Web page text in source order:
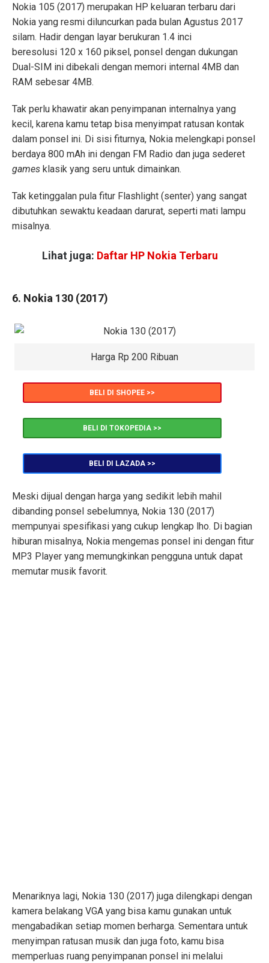
Nokia 105 (2017) merupakan HP keluaran terbaru dari
Nokia yang resmi diluncurkan pada bulan Agustus 2017
silam. Hadir dengan layar berukuran 1.4 inci
beresolusi 120 x 160 piksel, ponsel dengan dukungan
Dual-SIM ini dibekali dengan memori internal 4MB dan
RAM sebesar 4MB.
Tak perlu khawatir akan penyimpanan internalnya yang
kecil, karena kamu tetap bisa menyimpat ratusan kontak
dalam ponsel ini. Di sisi fiturnya, Nokia melengkapi ponsel
berdaya 800 mAh ini dengan FM Radio dan juga sederet
games klasik yang seru untuk dimainkan.
Tak ketinggalan pula fitur Flashlight (senter) yang sangat
dibutuhkan sewaktu keadaan darurat, seperti mati lampu
misalnya.
Lihat juga: Daftar HP Nokia Terbaru
6. Nokia 130 (2017)
Harga Rp 200 Ribuan
BELI DI SHOPEE >>
BELI DI TOKOPEDIA >>
BELI DI LAZADA >>
Meski dijual dengan harga yang sedikit lebih mahil
dibanding ponsel sebelumnya, Nokia 130 (2017)
mempunyai spesifikasi yang cukup lengkap lho. Di bagian
hiburan misalnya, Nokia mengemas ponsel ini dengan fitur
MP3 Player yang memungkinkan pengguna untuk dapat
memutar musik favorit.
Menariknya lagi, Nokia 130 (2017) juga dilengkapi dengan
kamera belakang VGA yang bisa kamu gunakan untuk
mengabadikan setiap momen berharga. Sementara untuk
menyimpan ratusan musik dan juga foto, kamu bisa
memperluas ruang penyimpanan ponsel ini melalui